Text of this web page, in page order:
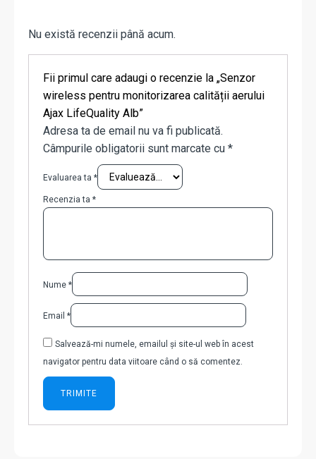
Nu există recenzii până acum.
Fii primul care adaugi o recenzie la „Senzor
wireless pentru monitorizarea calității aerului
Ajax LifeQuality Alb”
Adresa ta de email nu va fi publicată.
Câmpurile obligatorii sunt marcate cu *
Evaluarea ta *
Recenzia ta *
Nume *
Email *
Salvează-mi numele, emailul și site-ul web în acest
navigator pentru data viitoare când o să comentez.